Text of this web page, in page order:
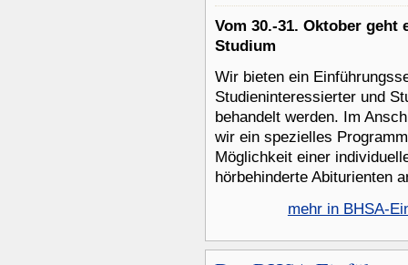
Vom 30.-31. Oktober geht
Studium
Wir bieten ein
Studieninteressierter und
behandelt werden. Im
wir ein spezielles
Möglichkeit einer
hörbehinderte Abiturienten
mehr in BHSA-